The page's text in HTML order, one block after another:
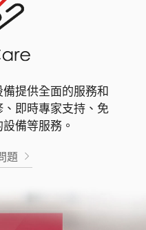
提供全面的服務和
即時專家支持、免
備等服務。
題